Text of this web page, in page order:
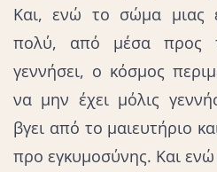
Και, ενώ το σώμα μιας
πολύ, από μέσα
γεννήσει, ο κόσμος
να μην έχει μόλις
βγει από το μαιευτήριο
προ εγκυμοσύνης. Και ενώ